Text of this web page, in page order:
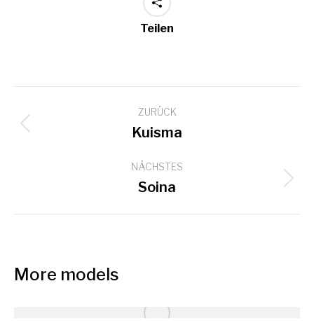
Teilen
navigation
ZURÜCK
Previous
Kuisma
NÄCHSTES
Next
Soina
More models